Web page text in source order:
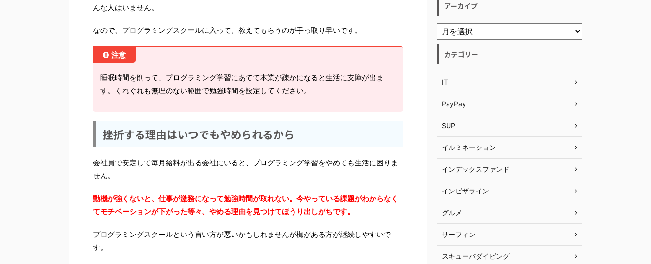
んな人はいません。
なので、プログラミングスクールに入って、教えてもらうのが手っ取り早いです。
注意
睡眠時間を削って、プログラミング学習にあてて本業が疎かになると生活に支障が出ま
す。くれぐれも無理のない範囲で勉強時間を設定してください。
挫折する理由はいつでもやめられるから
会社員で安定して毎月給料が出る会社にいると、プログラミング学習をやめても生活に困りま
せん。
動機が強くないと、仕事が激務になって勉強時間が取れない。今やっている課題がわからなく
てモチベーションが下がった等々、やめる理由を見つけてほうり出しがちです。
プログラミングスクールという言い方が悪いかもしれませんが枷がある方が継続しやすいで
す。
アーカイブ
カテゴリー
IT
PayPay
SUP
イルミネーション
インデックスファンド
インビザライン
グルメ
サーフィン
スキューバダイビング